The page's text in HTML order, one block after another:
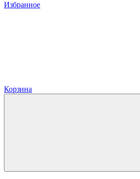
Избранное
Корзина